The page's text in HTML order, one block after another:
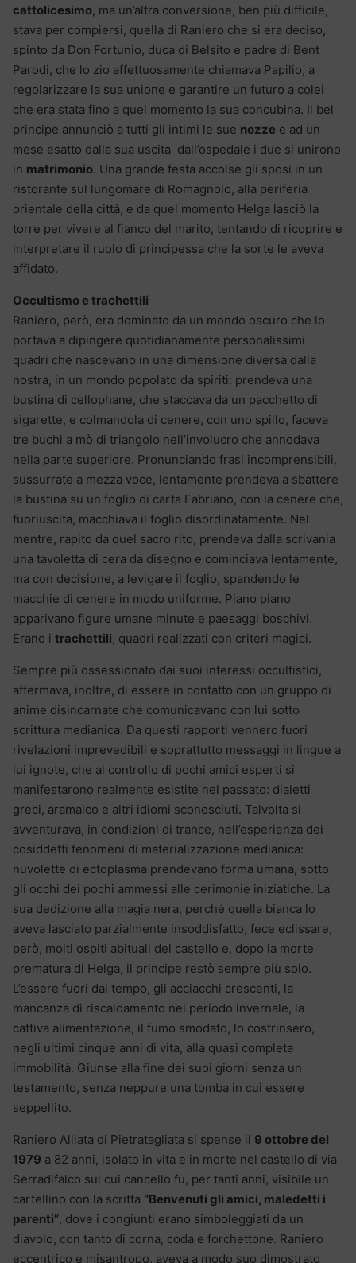
cattolicesimo, ma un’altra conversione, ben più difficile,
stava per compiersi, quella di Raniero che si era deciso,
spinto da Don Fortunio, duca di Belsito e padre di Bent
Parodi, che lo zio affettuosamente chiamava Papilio, a
regolarizzare la sua unione e garantire un futuro a colei
che era stata fino a quel momento la sua concubina. Il bel
principe annunciò a tutti gli intimi le sue nozze e ad un
mese esatto dalla sua uscita dall’ospedale i due si unirono
in matrimonio. Una grande festa accolse gli sposi in un
ristorante sul lungomare di Romagnolo, alla periferia
orientale della città, e da quel momento Helga lasciò la
torre per vivere al fianco del marito, tentando di ricoprire e
interpretare il ruolo di principessa che la sorte le aveva
affidato.
Occultismo e trachettili
Raniero, però, era dominato da un mondo oscuro che lo
portava a dipingere quotidianamente personalissimi
quadri che nascevano in una dimensione diversa dalla
nostra, in un mondo popolato da spiriti: prendeva una
bustina di cellophane, che staccava da un pacchetto di
sigarette, e colmandola di cenere, con uno spillo, faceva
tre buchi a mò di triangolo nell’involucro che annodava
nella parte superiore. Pronunciando frasi incomprensibili,
sussurrate a mezza voce, lentamente prendeva a sbattere
la bustina su un foglio di carta Fabriano, con la cenere che,
fuoriuscita, macchiava il foglio disordinatamente. Nel
mentre, rapito da quel sacro rito, prendeva dalla scrivania
una tavoletta di cera da disegno e cominciava lentamente,
ma con decisione, a levigare il foglio, spandendo le
macchie di cenere in modo uniforme. Piano piano
apparivano figure umane minute e paesaggi boschivi.
Erano i trachettili, quadri realizzati con criteri magici.
Sempre più ossessionato dai suoi interessi occultistici,
affermava, inoltre, di essere in contatto con un gruppo di
anime disincarnate che comunicavano con lui sotto
scrittura medianica. Da questi rapporti vennero fuori
rivelazioni imprevedibili e soprattutto messaggi in lingue a
lui ignote, che al controllo di pochi amici esperti si
manifestarono realmente esistite nel passato: dialetti
greci, aramaico e altri idiomi sconosciuti. Talvolta si
avventurava, in condizioni di trance, nell’esperienza dei
cosiddetti fenomeni di materializzazione medianica:
nuvolette di ectoplasma prendevano forma umana, sotto
gli occhi dei pochi ammessi alle cerimonie iniziatiche. La
sua dedizione alla magia nera, perché quella bianca lo
aveva lasciato parzialmente insoddisfatto, fece eclissare,
però, molti ospiti abituali del castello e, dopo la morte
prematura di Helga, il principe restò sempre più solo.
L’essere fuori dal tempo, gli acciacchi crescenti, la
mancanza di riscaldamento nel periodo invernale, la
cattiva alimentazione, il fumo smodato, lo costrinsero,
negli ultimi cinque anni di vita, alla quasi completa
immobilità. Giunse alla fine dei suoi giorni senza un
testamento, senza neppure una tomba in cui essere
seppellito.
Raniero Alliata di Pietratagliata si spense il 9 ottobre del
1979 a 82 anni, isolato in vita e in morte nel castello di via
Serradifalco sul cui cancello fu, per tanti anni, visibile un
cartellino con la scritta “Benvenuti gli amici, maledetti i
parenti”, dove i congiunti erano simboleggiati da un
diavolo, con tanto di corna, coda e forchettone. Raniero
eccentrico e misantropo, aveva a modo suo dimostrato